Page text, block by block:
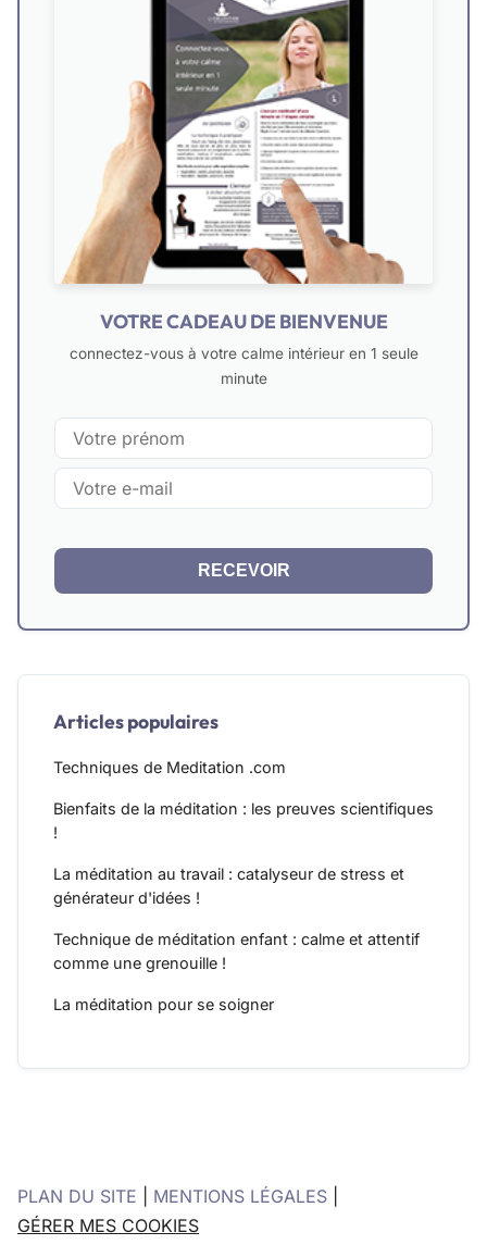
VOTRE CADEAU DE BIENVENUE
connectez-vous à votre calme intérieur en 1 seule
minute
RECEVOIR
Articles populaires
Techniques de Meditation .com
Bienfaits de la méditation : les preuves scientifiques
!
La méditation au travail : catalyseur de stress et
générateur d'idées !
Technique de méditation enfant : calme et attentif
comme une grenouille !
La méditation pour se soigner
PLAN DU SITE MENTIONS LÉGALES
GÉRER MES COOKIES